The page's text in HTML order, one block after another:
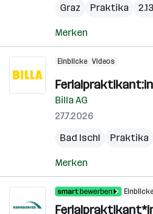
Graz
Praktika
Merken
Einblicke Videos
Ferialpraktikant:in
Billa AG
27.7.2026
Bad Ischl
Praktika
Merken
Einblicke